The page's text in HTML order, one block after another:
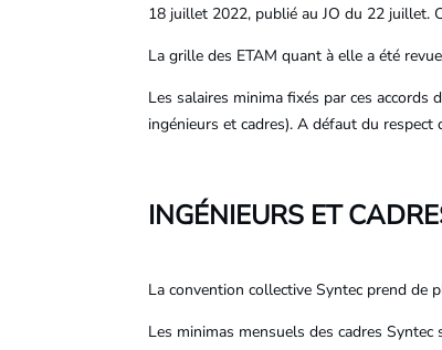
18 juillet 2022, publié au JO du 22 juillet.
La grille des ETAM quant à elle a été
Les salaires minima fixés par ces accords
ingénieurs et cadres). A défaut du
INGÉNIEURS ET
La convention collective Syntec prend de
Les minimas mensuels des cadres